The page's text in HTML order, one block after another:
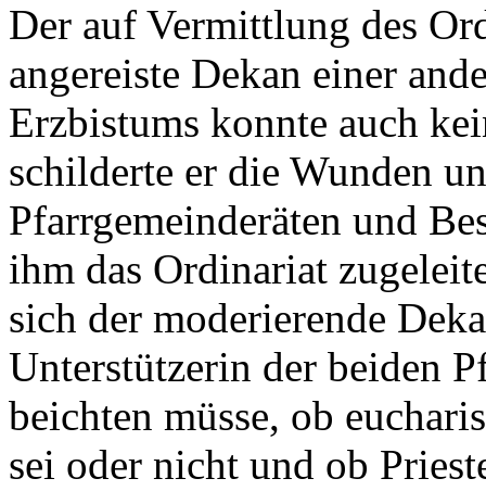
Der auf Vermittlung des
angereiste Dekan einer
Erzbistums konnte auch
schilderte er die Wunden
Pfarrgemeinderäten und
ihm das Ordinariat
sich der moderierende
Unterstützerin der beiden
beichten müsse, ob
sei oder nicht und ob